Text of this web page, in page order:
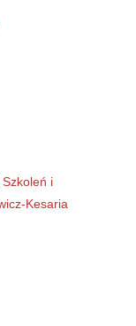
i
Kesaria